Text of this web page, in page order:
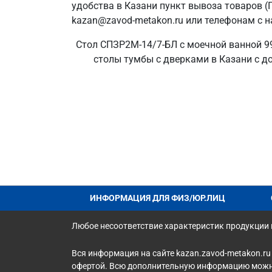
удобства в Казани пункт вывоза товаров
kazan@zavod-metakon.ru или телефонам с
Стол СПЗР2М-14/7-БЛ с моечной ванной
столы тумбы с дверками в Казани с
ИНФОРМАЦИЯ ДЛЯ ФИЗ/ЮР.ЛИЦ
Любое несоответствие характеристик
Вся информация на сайте kazan.zavod-
офертой. Всю дополнительную информацию